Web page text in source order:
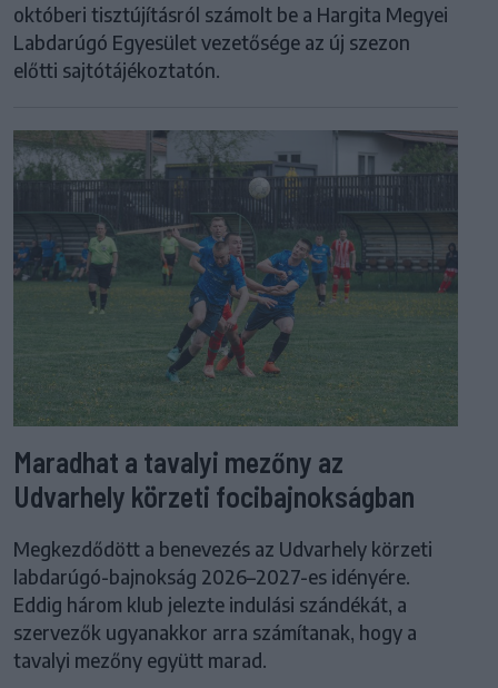
októberi tisztújításról számolt be a Hargita Megyei
Labdarúgó Egyesület vezetősége az új szezon
előtti sajtótájékoztatón.
Maradhat a tavalyi mezőny az
Udvarhely körzeti focibajnokságban
Megkezdődött a benevezés az Udvarhely körzeti
labdarúgó-bajnokság 2026–2027-es idényére.
Eddig három klub jelezte indulási szándékát, a
szervezők ugyanakkor arra számítanak, hogy a
tavalyi mezőny együtt marad.